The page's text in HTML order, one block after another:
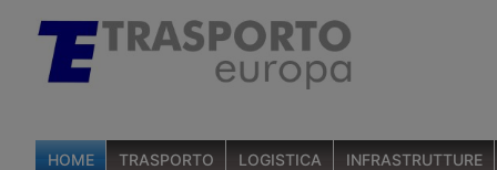
HOME TRASPORTO LOGISTICA INFRASTRUTTURE